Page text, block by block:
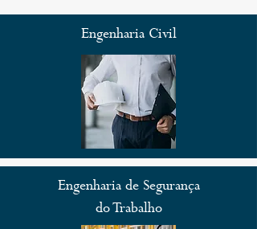
Engenharia Civil
Engenharia de Segurança
do Trabalho